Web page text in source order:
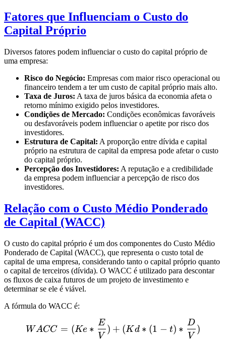
0.04
Fatores que Influenciam o Custo do
Capital Próprio
Diversos fatores podem influenciar o custo do capital próprio de
uma empresa:
Risco do Negócio: Empresas com maior risco operacional ou
financeiro tendem a ter um custo de capital próprio mais alto.
Taxa de Juros: A taxa de juros básica da economia afeta o
retorno mínimo exigido pelos investidores.
Condições de Mercado: Condições econômicas favoráveis
ou desfavoráveis podem influenciar o apetite por risco dos
investidores.
Estrutura de Capital: A proporção entre dívida e capital
próprio na estrutura de capital da empresa pode afetar o custo
do capital próprio.
Percepção dos Investidores: A reputação e a credibilidade
da empresa podem influenciar a percepção de risco dos
investidores.
Relação com o Custo Médio Ponderado
de Capital (WACC)
O custo do capital próprio é um dos componentes do Custo Médio
Ponderado de Capital (WACC), que representa o custo total de
capital de uma empresa, considerando tanto o capital próprio quanto
o capital de terceiros (dívida). O WACC é utilizado para descontar
os fluxos de caixa futuros de um projeto de investimento e
determinar se ele é viável.
A fórmula do WACC é:
WACC = (Ke *
WACC = (Ke ∗
V
E
) + (Kd ∗ (1 − t) ∗
V
D
)